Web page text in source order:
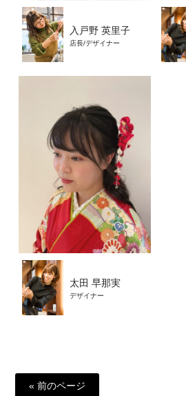
入戸野 英里子
店長/デザイナー
太田 早那実
デザイナー
« 前のページ